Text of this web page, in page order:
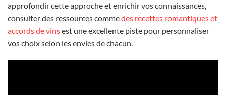
approfondir cette approche et enrichir vos connaissances,
consulter des ressources commedes recettes romantiques et
accords de vinsest une excellente piste pour personnaliser
vos choix selon les envies de chacun.